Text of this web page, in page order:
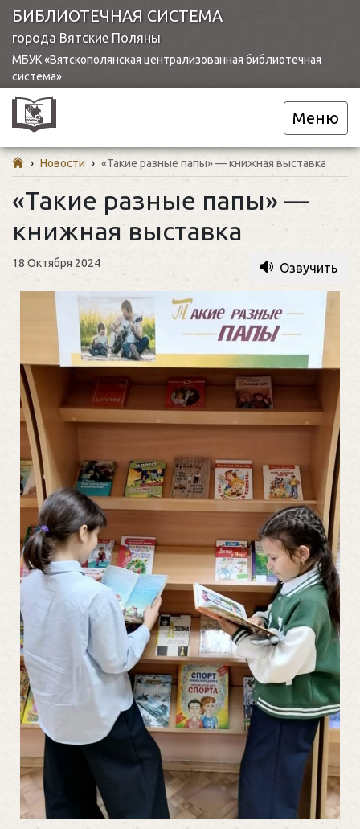
БИБЛИОТЕЧНАЯ СИСТЕМА
города Вятские Поляны
МБУК «Вятскополянская централизованная библиотечная
система»
Меню
› Новости › «Такие разные папы» — книжная выставка
«Такие разные папы» —
книжная выставка
18 Октября 2024 Озвучить